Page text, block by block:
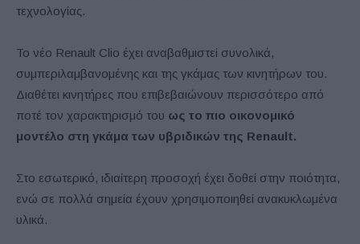
τεχνολογίας.
Το νέο Renault Clio έχει αναβαθμιστεί συνολικά,
συμπεριλαμβανομένης και της γκάμας των κινητήρων του.
Διαθέτει κινητήρες που επιβεβαιώνουν περισσότερο από
ποτέ τον χαρακτηρισμό του ως το πιο οικονομικό
μοντέλο στη γκάμα των υβριδικών της Renault.
Στο εσωτερικό, ιδιαίτερη προσοχή έχει δοθεί στην ποιότητα,
ενώ σε πολλά σημεία έχουν χρησιμοποιηθεί ανακυκλωμένα
υλικά.